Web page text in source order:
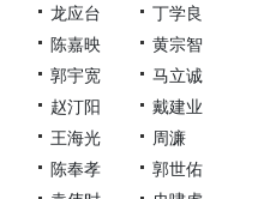
龙应台
丁学良
陈嘉映
黄宗智
郭宇宽
马立诚
赵汀阳
戴建业
王海光
周濂
陈奉孝
郭世佑